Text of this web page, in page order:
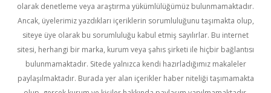
olarak denetleme veya araştırma yükümlülüğümüz bulunmamaktadır.
Ancak, üyelerimiz yazdıkları içeriklerin sorumluluğunu taşımakta olup,
siteye üye olarak bu sorumluluğu kabul etmiş sayılırlar. Bu internet
sitesi, herhangi bir marka, kurum veya şahıs şirketi ile hiçbir bağlantısı
bulunmamaktadır. Sitede yalnızca kendi hazırladığımız makaleler
paylaşılmaktadır. Burada yer alan içerikler haber niteliği taşımamakta